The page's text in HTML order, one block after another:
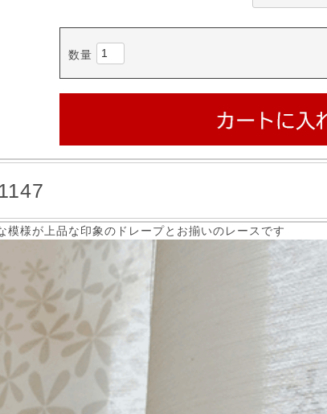
模様が上品な印象のドレープとお揃いのレースです